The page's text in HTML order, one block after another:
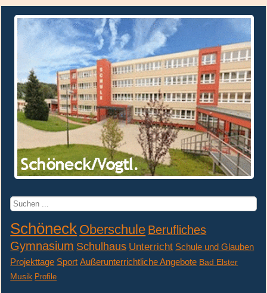
Suchen
Schöneck Oberschule Berufliches
Gymnasium Schulhaus Unterricht Schule und Glauben
Projekttage Sport Außerunterrichtliche Angebote Bad Elster
Musik Profile